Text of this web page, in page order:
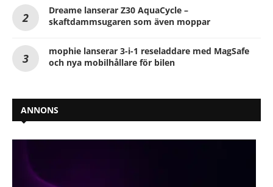
Dreame lanserar Z30 AquaCycle –
skaftdammsugaren som även moppar
mophie lanserar 3-i-1 reseladdare med MagSafe
och nya mobilhållare för bilen
ANNONS